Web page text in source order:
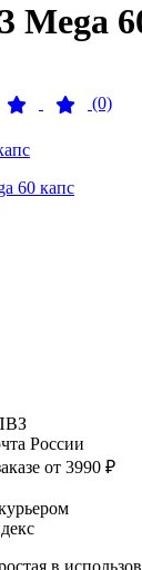
Mega
(0)
России
от 3990 ₽
в